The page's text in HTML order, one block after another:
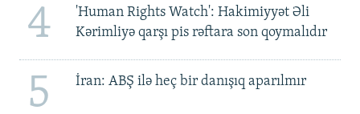
4
'Human Rights Watch': Hakimiyyət Əli
Kərimliyə qarşı pis rəftara son qoymalıdır
5 İran: ABŞ ilə heç bir danışıq aparılmır